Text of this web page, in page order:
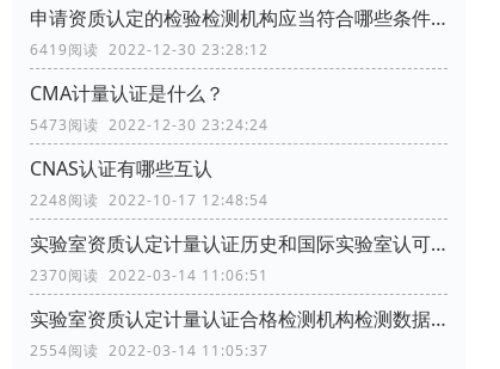
申请资质认定的检验检测机构应当符合哪些条件？
6419阅读 2022-12-30 23:28:12
CMA计量认证是什么？
5473阅读 2022-12-30 23:24:24
CNAS认证有哪些互认
2248阅读 2022-10-17 12:48:54
实验室资质认定计量认证历史和国际实验室认可情况如何？
2370阅读 2022-03-14 11:06:51
实验室资质认定计量认证合格检测机构检测数据和结果用途是什么？
2554阅读 2022-03-14 11:05:37